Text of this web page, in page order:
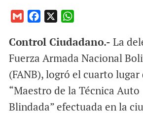
a
i
c
o
o
k
a
t
A
p
p
Control Ciudadano.- La
Fuerza Armada Nacional
(FANB), logró el cuarto
“Maestro de la Técnica Auto
Blindada” efectuada en la